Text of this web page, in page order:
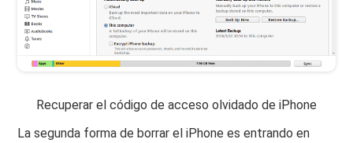
Recuperar el código de acceso olvidado de iPhone
La segunda forma de borrar el iPhone es entrando en